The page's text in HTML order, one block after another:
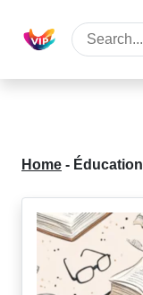
Home - Éducation